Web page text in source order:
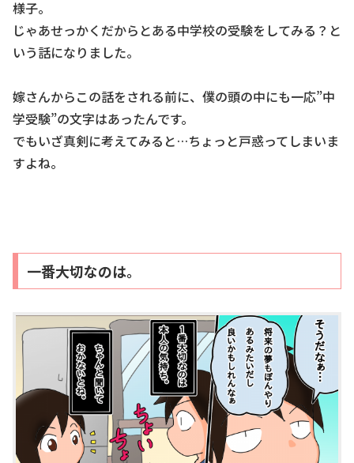
様子。
じゃあせっかくだからとある中学校の受験をしてみる？と
いう話になりました。
嫁さんからこの話をされる前に、僕の頭の中にも一応”中
学受験”の文字はあったんです。
でもいざ真剣に考えてみると…ちょっと戸惑ってしまいま
すよね。
一番大切なのは。